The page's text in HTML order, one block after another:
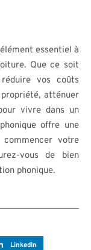
essentiel à
Que ce soit
vos coûts
atténuer
vivre dans un
offre une
commencer votre
vous de bien
phonique.
LinkedIn